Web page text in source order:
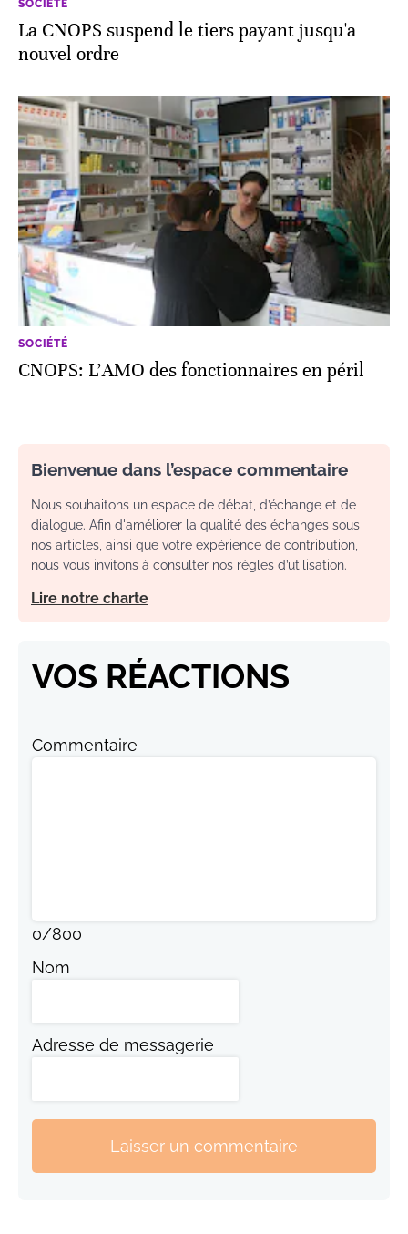
SOCIÉTÉ
La CNOPS suspend le tiers payant jusqu'a
nouvel ordre
SOCIÉTÉ
CNOPS: L’AMO des fonctionnaires en péril
Bienvenue dans l’espace commentaire
Nous souhaitons un espace de débat, d’échange et de
dialogue. Afin d'améliorer la qualité des échanges sous
nos articles, ainsi que votre expérience de contribution,
nous vous invitons à consulter nos règles d’utilisation.
Lire notre charte
VOS RÉACTIONS
Commentaire
0/800
Nom
Adresse de messagerie
Laisser un commentaire